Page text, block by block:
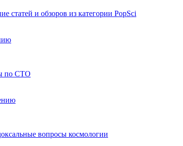
статей и обзоров из категории PopSci
по СТО
вопросы космологии